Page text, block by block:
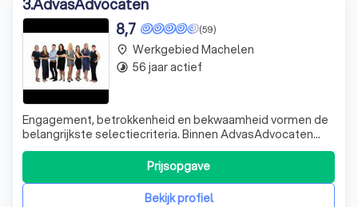
(59)
8,7
Engagement, betrokkenheid en bekwaamheid vormen de
belangrijkste selectiecriteria. Binnen AdvasAdvocaten
werken de advocaten nauw samen. Elk dossier wordt
gezamenlijk – en strikt vertrouwelijk – besproken op het
interne advocatenoverleg. Deze aanpak vergroot de
kwaliteit van de dossiers. Zes advocat
Bekijk profiel
Prijsopgave
place Werkgebied Machelen
timelapse 56 jaar actief